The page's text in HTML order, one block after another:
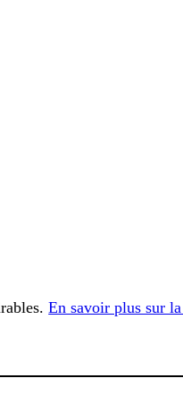
En savoir plus sur